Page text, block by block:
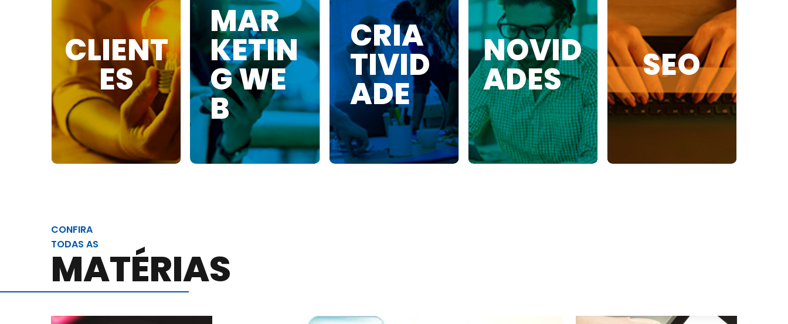
CLIENT
ES
MAR
KETIN
G WE
B
CRIA
TIVID
ADE
NOVID
ADES SEO
CONFIRA
TODAS AS
MATÉRIAS